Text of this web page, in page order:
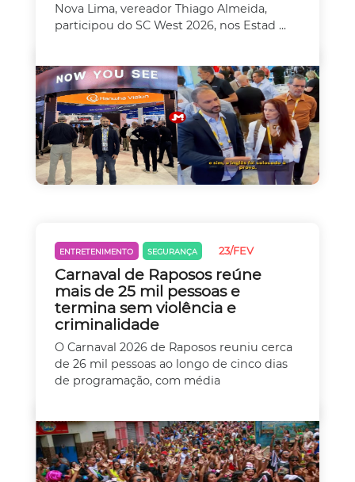
Nova Lima, vereador Thiago Almeida,
participou do SC West 2026, nos Estad ...
ENTRETENIMENTO SEGURANÇA 23/FEV
Carnaval de Raposos reúne
mais de 25 mil pessoas e
termina sem violência e
criminalidade
O Carnaval 2026 de Raposos reuniu cerca
de 26 mil pessoas ao longo de cinco dias
de programação, com média